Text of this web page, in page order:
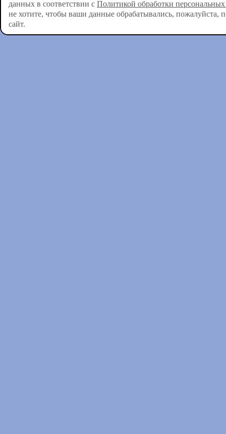
данных в соответствии с Политикой обработки
не хотите, чтобы ваши данные обрабатывались, пожалуйста,
сайт.